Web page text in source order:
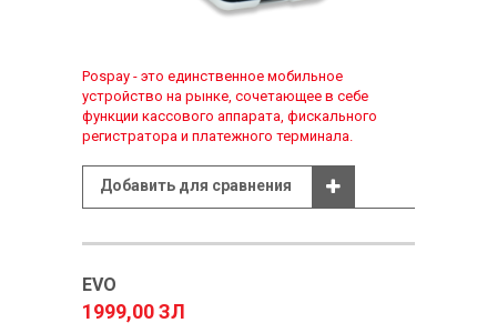
Pospay - это единственное мобильное
устройство на рынке, сочетающее в себе
функции кассового аппарата, фискального
регистратора и платежного терминала.
Добавить для сравнения
EVO
1999,00 ЗЛ